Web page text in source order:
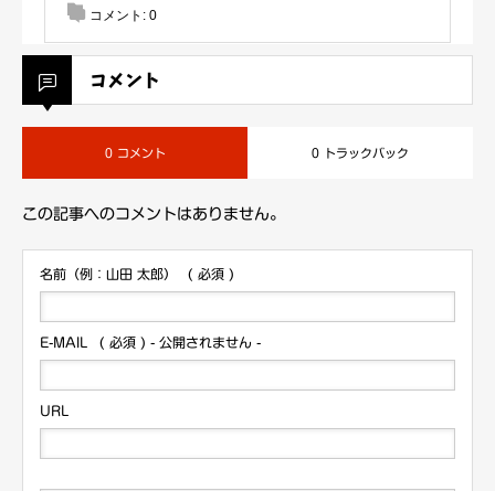
コメント: 0
コメント
0 コメント 0 トラックバック
この記事へのコメントはありません。
名前（例：山田 太郎） ( 必須 )
E-MAIL ( 必須 ) - 公開されません -
URL